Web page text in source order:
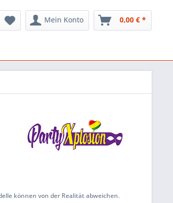
Mein Konto 0,00 € *
können von der Realität abweichen.